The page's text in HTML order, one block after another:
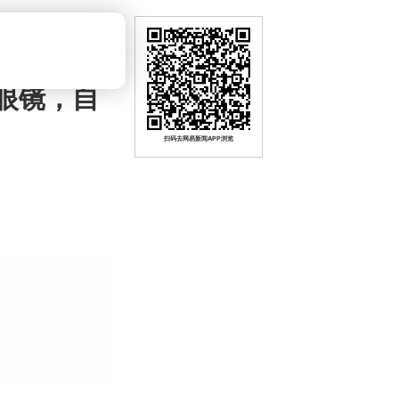
镜，自
扫码去网易新闻APP浏览